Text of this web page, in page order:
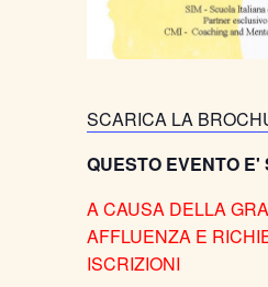
SCARICA LA
QUESTO EVENTO E'
A CAUSA DELLA
AFFLUENZA E
ISCRIZIONI